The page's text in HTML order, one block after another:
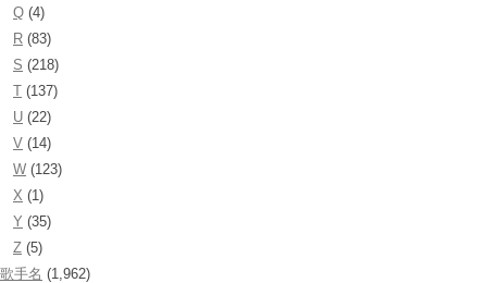
Q (4)
R (83)
S (218)
T (137)
U (22)
V (14)
W (123)
X (1)
Y (35)
Z (5)
歌手名 (1,962)